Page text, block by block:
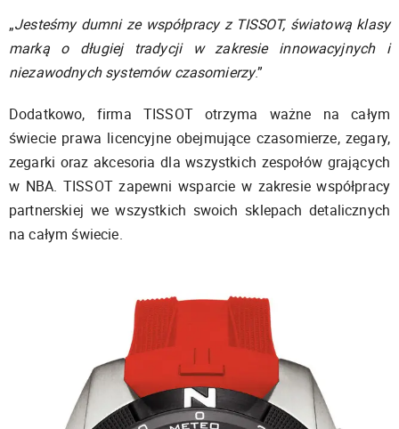
„Jesteśmy dumni ze współpracy z TISSOT, światową klasy
marką o długiej tradycji w zakresie innowacyjnych i
niezawodnych systemów czasomierzy.”
Dodatkowo, firma TISSOT otrzyma ważne na całym
świecie prawa licencyjne obejmujące czasomierze, zegary,
zegarki oraz akcesoria dla wszystkich zespołów grających
w NBA. TISSOT zapewni wsparcie w zakresie współpracy
partnerskiej we wszystkich swoich sklepach detalicznych
na całym świecie.